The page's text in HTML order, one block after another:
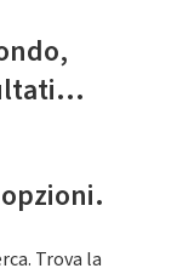
Trova la